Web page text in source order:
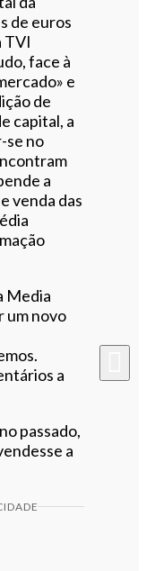
de euros
TVI
face à
e
de
capital, a
se no
a
venda das
Media
um novo
a
passado,
a